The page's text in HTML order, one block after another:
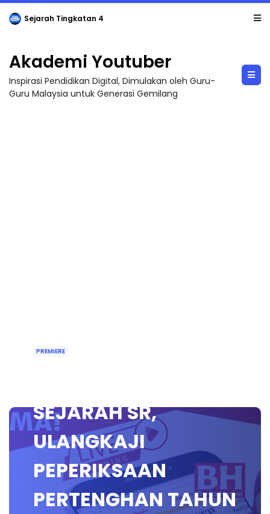
Sejarah Tingkatan 4
Akademi Youtuber
Inspirasi Pendidikan Digital, Dimulakan oleh Guru-
Guru Malaysia untuk Generasi Gemilang
PREMIERE
SEJARAH SR,
ULANGKAJI
PEPERIKSAAN
PERTENGHAN TAHUN